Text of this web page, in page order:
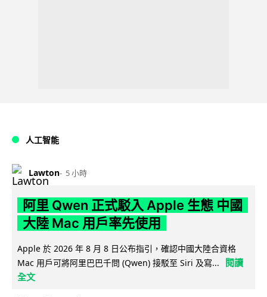
人工智能
Lawton 5 小時
阿里 Qwen 正式駁入 Apple 生態 中國
大陸 Mac 用戶率先使用
Apple 於 2026 年 8 月 8 日公布指引，確認中國大陸合資格
Mac 用戶可將阿里巴巴千問 (Qwen) 接駁至 Siri 及寫...
閱讀
全文